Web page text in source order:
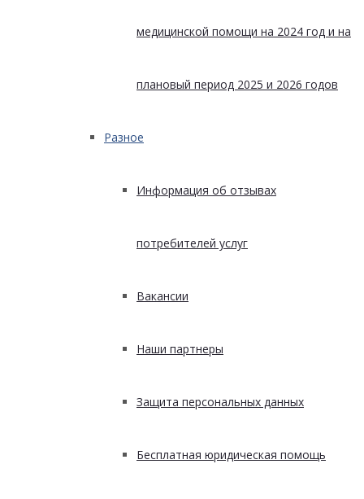
медицинской помощи на 2024 год и на
плановый период 2025 и 2026 годов
Разное
Информация об отзывах
потребителей услуг
Вакансии
Наши партнеры
Защита персональных данных
Бесплатная юридическая помощь